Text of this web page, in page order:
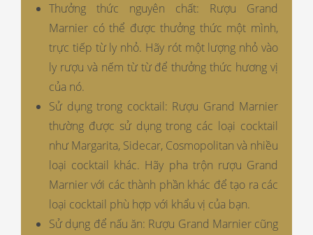
Thưởng thức nguyên chất: Rượu Grand
Marnier có thể được thưởng thức một mình,
trực tiếp từ ly nhỏ. Hãy rót một lượng nhỏ vào
ly rượu và nếm từ từ để thưởng thức hương vị
của nó.
Sử dụng trong cocktail: Rượu Grand Marnier
thường được sử dụng trong các loại cocktail
như Margarita, Sidecar, Cosmopolitan và nhiều
loại cocktail khác. Hãy pha trộn rượu Grand
Marnier với các thành phần khác để tạo ra các
loại cocktail phù hợp với khẩu vị của bạn.
Sử dụng để nấu ăn: Rượu Grand Marnier cũng